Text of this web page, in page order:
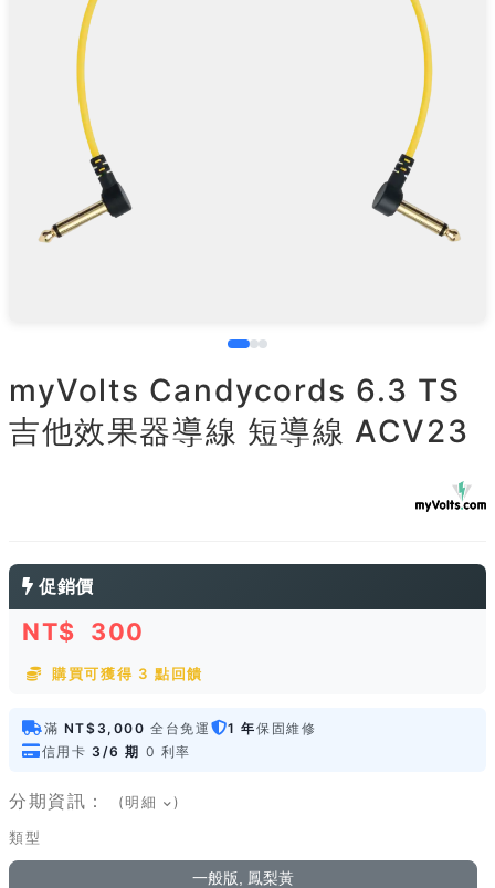
myVolts Candycords 6.3 TS
吉他效果器導線 短導線 ACV23
促銷價
NT$ 300
購買可獲得 3 點回饋
滿 NT$3,000 全台免運 1 年保固維修
信用卡 3/6 期 0 利率
分期資訊： (明細 )
類型
一般版, 鳳梨黃